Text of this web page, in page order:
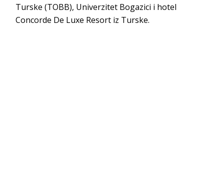
Turske (TOBB), Univerzitet Bogazici i hotel
Concorde De Luxe Resort iz Turske.